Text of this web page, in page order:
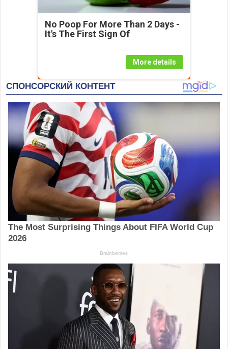
No Poop For More Than 2 Days -
It's The First Sign Of
More details